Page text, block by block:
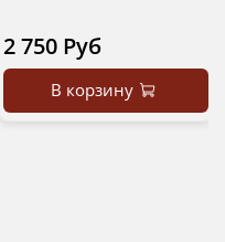
2 750 Руб
В корзину